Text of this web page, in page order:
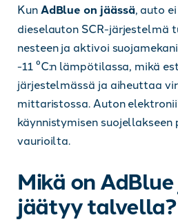
KunAdBlue on jäässä, auto
dieselauton SCR-järjestelmä
nesteen ja aktivoi
-11 °C:n lämpötilassa, mikä
järjestelmässä ja aiheuttaa
mittaristossa. Auton
käynnistymisen
vaurioilta.
Mikä on
jäätyy talvella?